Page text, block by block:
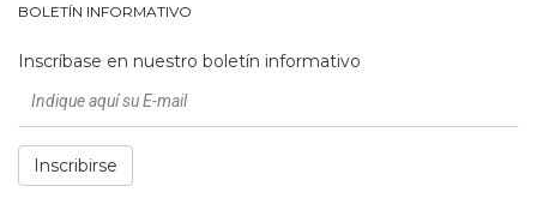
BOLETÍN INFORMATIVO
Inscríbase en nuestro boletín informativo
Inscribirse